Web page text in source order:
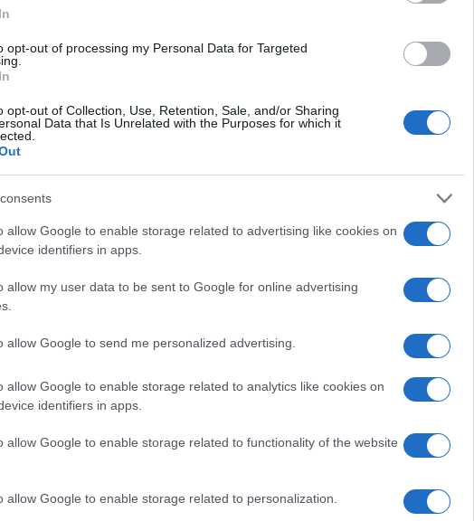
opt-out of processing my Personal Data for Targeted
opt-out of Collection, Use, Retention, Sale, and/or Sharing
Data that Is Unrelated with the Purposes for which it
allow Google to enable storage related to advertising like cookies on
identifiers in apps.
allow my user data to be sent to Google for online advertising
allow Google to send me personalized advertising.
allow Google to enable storage related to analytics like cookies on
identifiers in apps.
allow Google to enable storage related to functionality of the website
allow Google to enable storage related to personalization.
l’11 giugno 2026 dalla famiglia
privacy in questo momento difficile. La
a un gigante”, rendendo omaggio a un
nello sport della vela.
la vela all’età di 10 anni durante un
La madre Christine lo aveva iscritto
una semplice esperienza estiva si è
Charlie. “Era la grande libertà che mi
in un’intervista. “Quella forza invisibile
ha frequentato il clubSport Nautique et
per la sua passione e
su una 420. La sua stanza era un rifugio